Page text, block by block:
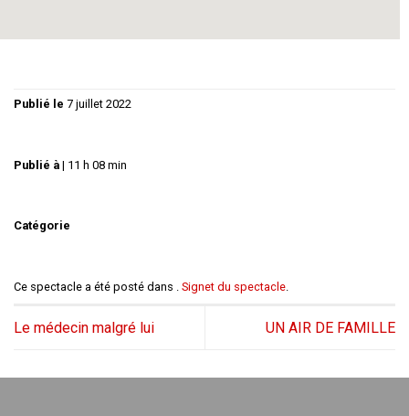
Publié le 7 juillet 2022
Publié à | 11 h 08 min
Catégorie
Ce spectacle a été posté dans . Signet du spectacle.
Le médecin malgré lui UN AIR DE FAMILLE